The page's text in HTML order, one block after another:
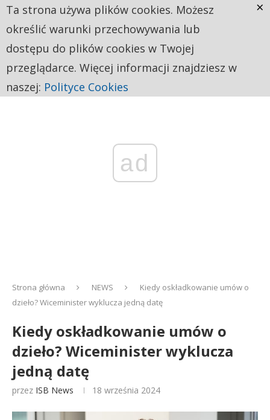
ad
Strona główna NEWS
Kiedy oskładkowanie umów o
dzieło? Wiceminister wyklucza jedną datę
Kiedy oskładkowanie umów o
dzieło? Wiceminister wyklucza
jedną datę
przez ISB News 18 września 2024
Ta strona używa plików cookies. Możesz
określić warunki przechowywania lub
dostępu do plików cookies w Twojej
przeglądarce. Więcej informacji znajdziesz w
naszej: Polityce Cookies
×